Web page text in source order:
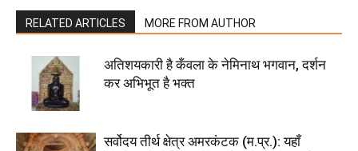
RELATED ARTICLES MORE FROM AUTHOR
अतिशयकारी है कँवला के नेमिनाथ भगवान, दर्शन
कर अभिभूत है भक्त
सर्वोदय तीर्थ क्षेत्र अमरकंटक (म.प्र.): यहाँ